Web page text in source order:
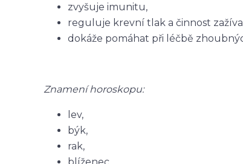
zvyšuje imunitu,
reguluje krevní tlak a činnost
dokáže pomáhat při léčbě
Znamení horoskopu:
lev,
býk,
rak,